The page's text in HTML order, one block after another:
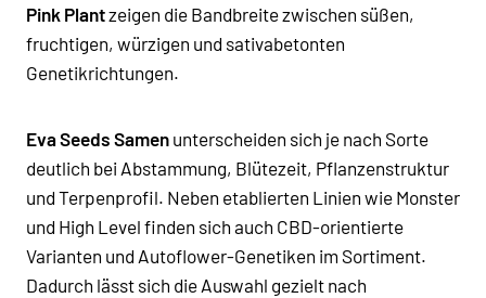
Pink Plantzeigen die Bandbreite zwischen süßen,
fruchtigen, würzigen und sativabetonten
Genetikrichtungen.
Eva Seeds Samen unterscheiden sich je nach Sorte
deutlich bei Abstammung, Blütezeit, Pflanzenstruktur
und Terpenprofil. Neben etablierten Linien wie Monster
und High Level finden sich auch CBD-orientierte
Varianten und Autoflower-Genetiken im Sortiment.
Dadurch lässt sich die Auswahl gezielt nach